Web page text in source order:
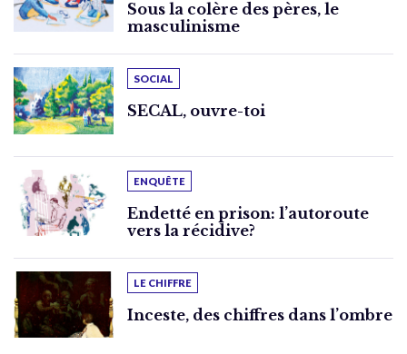
Sous la colère des pères, le
masculinisme
SOCIAL
SECAL, ouvre-toi
ENQUÊTE
Endetté en prison: l’autoroute
vers la récidive?
LE CHIFFRE
Inceste, des chiffres dans l’ombre